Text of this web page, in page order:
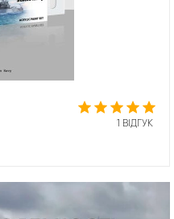
1 ВІДГУК